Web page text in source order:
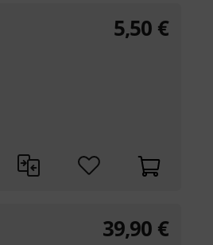
5,50 €
39,90 €